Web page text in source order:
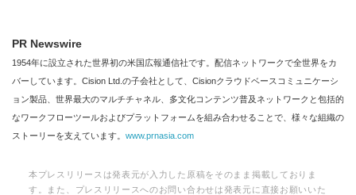
PR Newswire
1954年に設立された世界初の米国広報通信社です。配信ネットワークで全世界をカ
バーしています。Cision Ltd.の子会社として、Cisionクラウドベースコミュニケーシ
ョン製品、世界最大のマルチチャネル、多文化コンテンツ普及ネットワークと包括的
なワークフローツールおよびプラットフォームを組み合わせることで、様々な組織の
ストーリーを支えています。 www.prnasia.com
本プレスリリースは発表元が入力した原稿をそのまま掲載しておりま
す。また、プレスリリースへのお問い合わせは発表元に直接お願いいた